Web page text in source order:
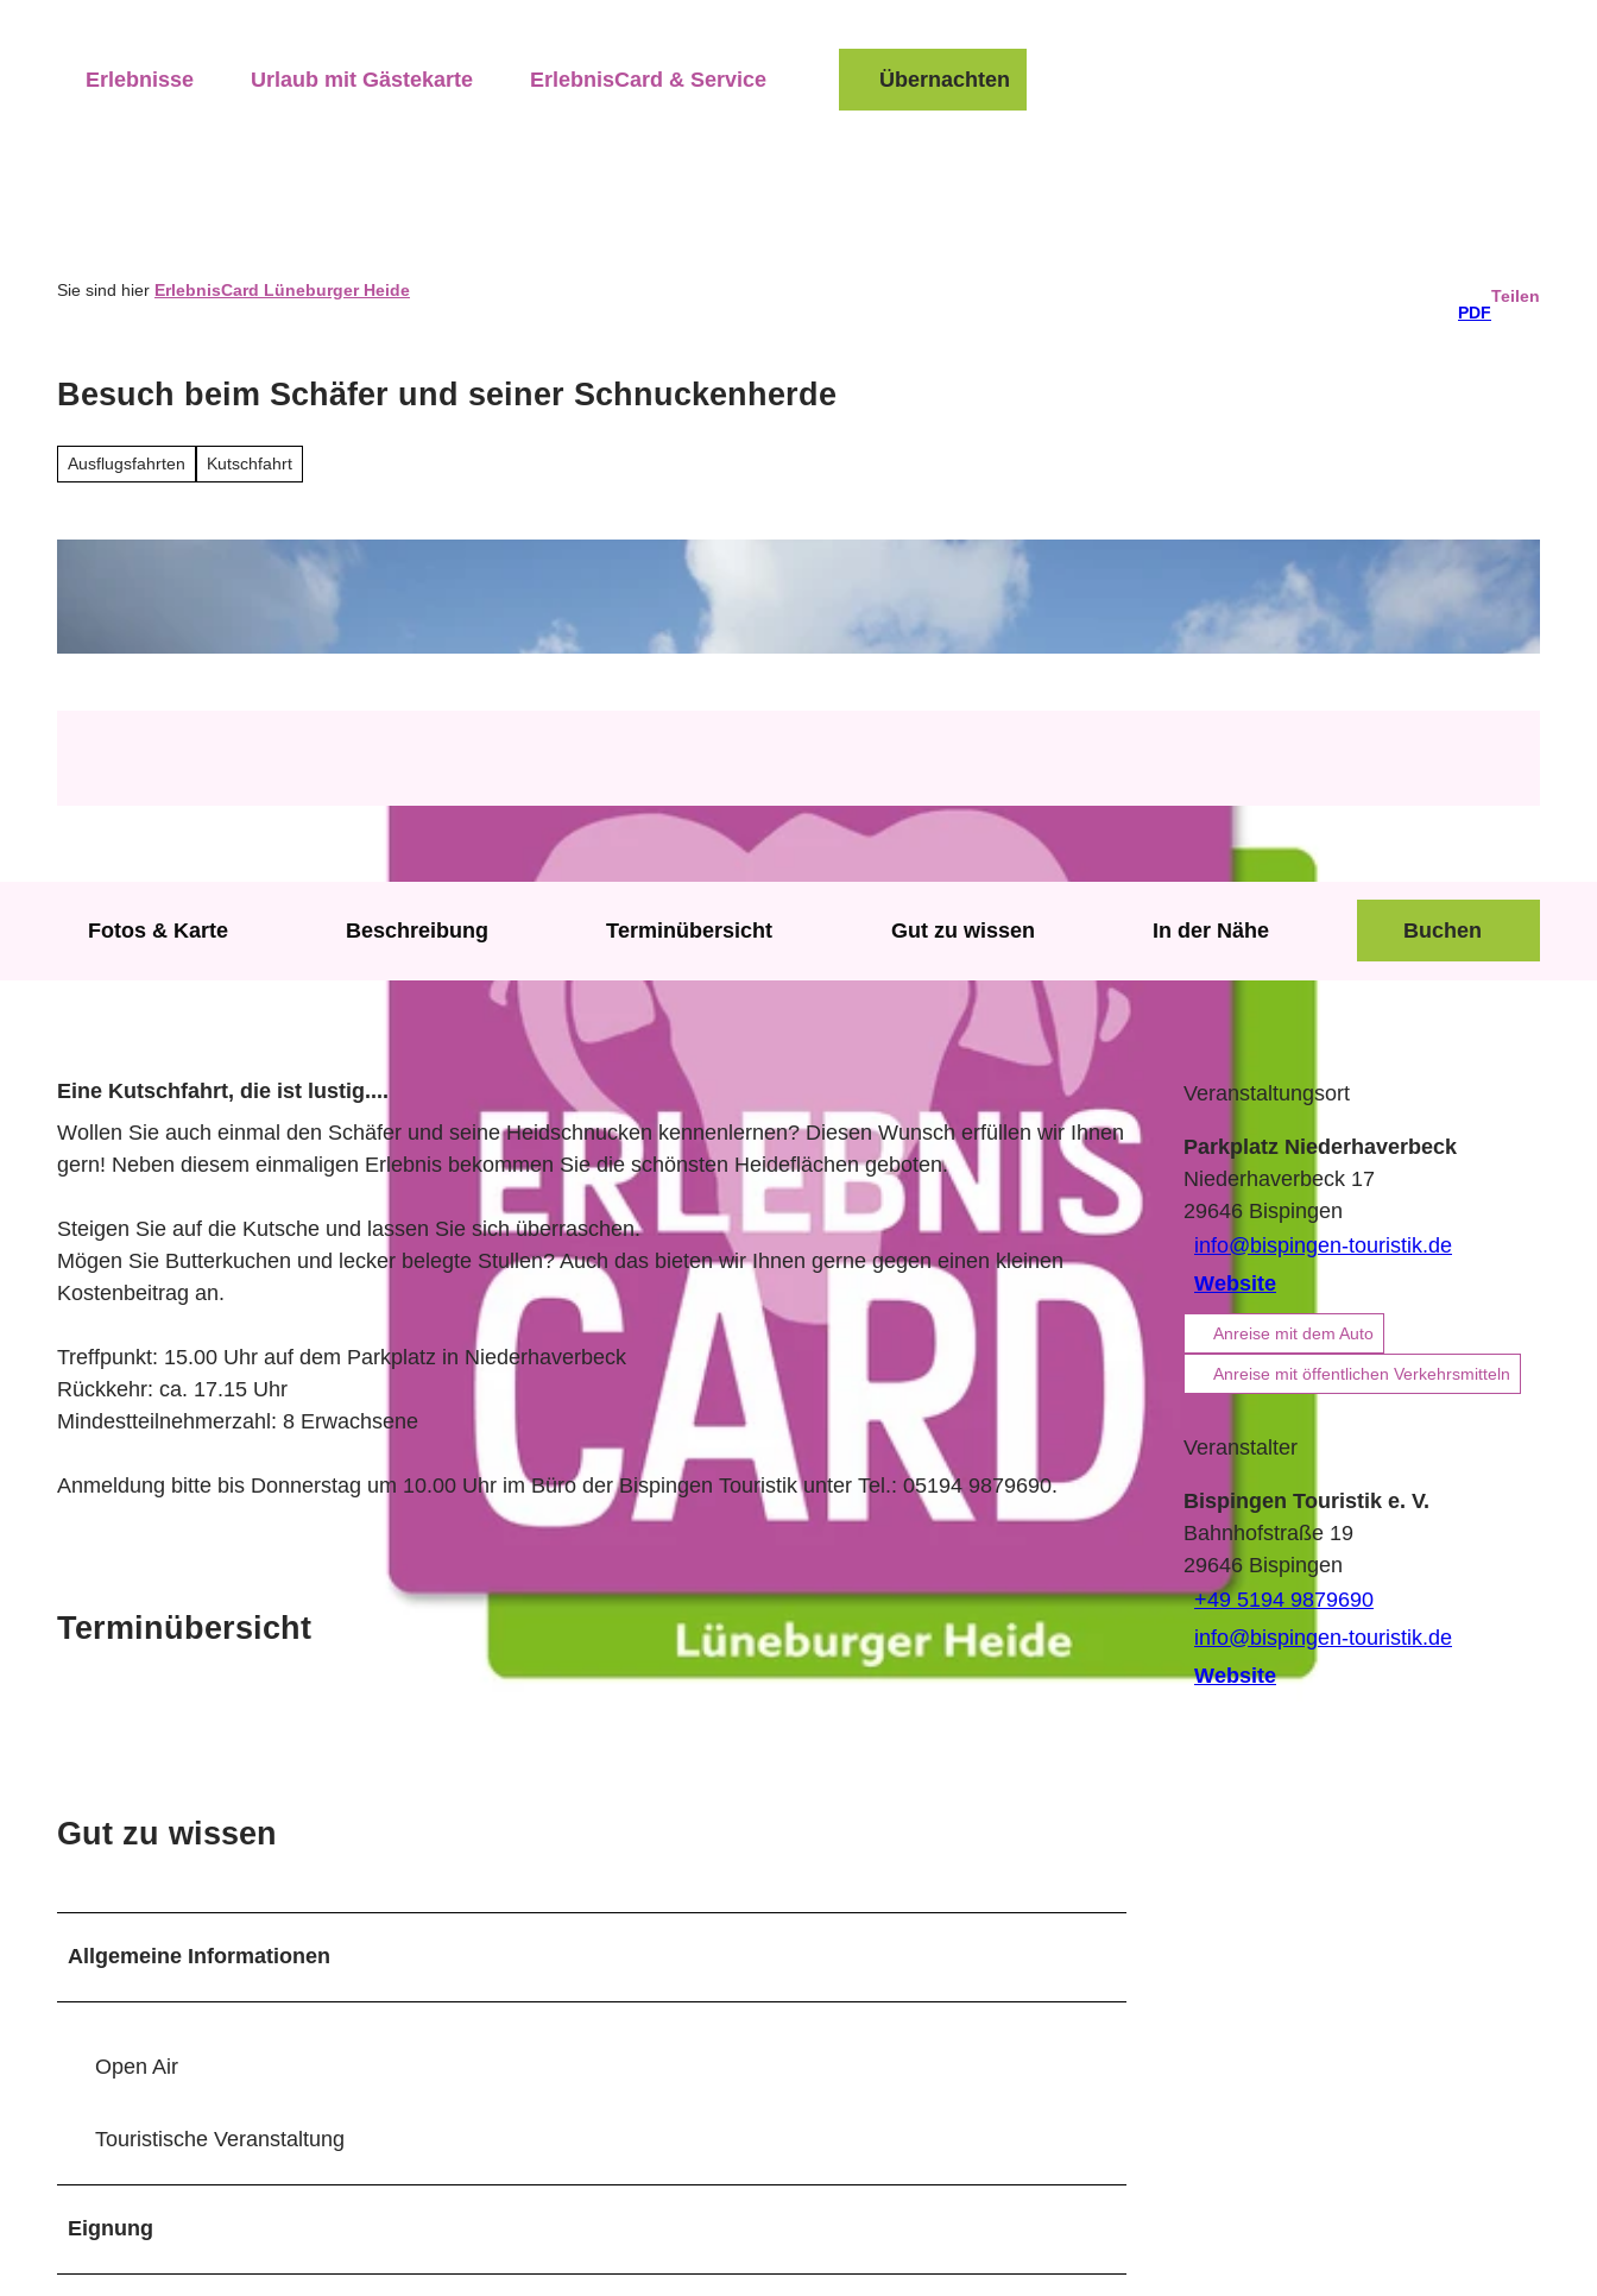
Erlebnisse Urlaub mit Gästekarte ErlebnisCard & Service Übernachten
Sie sind hier ErlebnisCard Lüneburger Heide
PDF
Teilen
Besuch beim Schäfer und seiner Schnuckenherde
Ausflugsfahrten Kutschfahrt
Fotos & Karte Beschreibung Terminübersicht Gut zu wissen In der Nähe Buchen
Eine Kutschfahrt, die ist lustig....
Wollen Sie auch einmal den Schäfer und seine Heidschnucken kennenlernen? Diesen Wunsch erfüllen wir Ihnen
gern! Neben diesem einmaligen Erlebnis bekommen Sie die schönsten Heideflächen geboten.
Steigen Sie auf die Kutsche und lassen Sie sich überraschen.
Mögen Sie Butterkuchen und lecker belegte Stullen? Auch das bieten wir Ihnen gerne gegen einen kleinen
Kostenbeitrag an.
Treffpunkt: 15.00 Uhr auf dem Parkplatz in Niederhaverbeck
Rückkehr: ca. 17.15 Uhr
Mindestteilnehmerzahl: 8 Erwachsene
Anmeldung bitte bis Donnerstag um 10.00 Uhr im Büro der Bispingen Touristik unter Tel.: 05194 9879690.
Terminübersicht
Gut zu wissen
Allgemeine Informationen
Open Air
Touristische Veranstaltung
Eignung
Veranstaltungsort
Parkplatz Niederhaverbeck
Niederhaverbeck 17
29646 Bispingen
info@bispingen-touristik.de
Website
Anreise mit dem Auto
Anreise mit öffentlichen Verkehrsmitteln
Veranstalter
Bispingen Touristik e. V.
Bahnhofstraße 19
29646 Bispingen
+49 5194 9879690
info@bispingen-touristik.de
Website